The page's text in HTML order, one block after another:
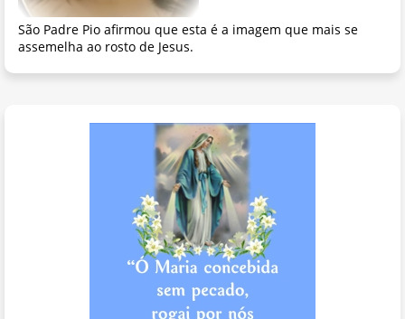
São Padre Pio afirmou que esta é a imagem que mais se
assemelha ao rosto de Jesus.